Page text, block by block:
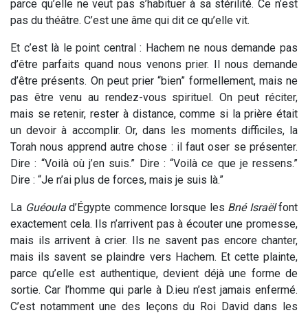
parce qu’elle ne veut pas s’habituer à sa stérilité. Ce n’est
pas du théâtre. C’est une âme qui dit ce qu’elle vit.
Et c’est là le point central : Hachem ne nous demande pas
d’être parfaits quand nous venons prier. Il nous demande
d’être présents. On peut prier “bien” formellement, mais ne
pas être venu au rendez-vous spirituel. On peut réciter,
mais se retenir, rester à distance, comme si la prière était
un devoir à accomplir. Or, dans les moments difficiles, la
Torah nous apprend autre chose : il faut oser se présenter.
Dire : “Voilà où j’en suis.” Dire : “Voilà ce que je ressens.”
Dire : “Je n’ai plus de forces, mais je suis là.”
La Guéoulad’Égypte commence lorsque les Bné Israëlfont
exactement cela. Ils n’arrivent pas à écouter une promesse,
mais ils arrivent à crier. Ils ne savent pas encore chanter,
mais ils savent se plaindre vers Hachem. Et cette plainte,
parce qu’elle est authentique, devient déjà une forme de
sortie. Car l’homme qui parle à D.ieu n’est jamais enfermé.
C’est notamment une des leçons du Roi David dans les